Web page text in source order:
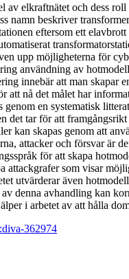
av elkraftnätet och dess
namn beskriver
eftersom ett elavbrott
upp möjligheterna för
användning av
innebär att man skapar
att nå det målet har
genom en systematisk
det tar för att
kan skapas genom att
attacker och försvar är
för att skapa
attackgrafer som visar
utvärderar även
denna avhandling kan
i arbetet av att hålla
362974